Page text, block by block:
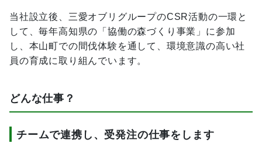
当社設立後、三愛オブリグループのCSR活動の一環と
して、毎年高知県の「協働の森づくり事業」に参加
し、本山町での間伐体験を通して、環境意識の高い社
員の育成に取り組んでいます。
どんな仕事？
チームで連携し、受発注の仕事をします